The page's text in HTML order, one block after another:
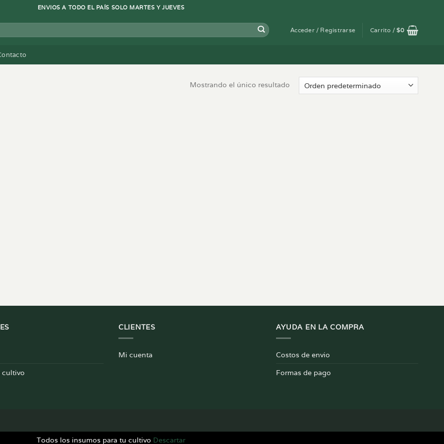
ENVIOS A TODO EL PAÍS SOLO MARTES Y JUEVES
Acceder / Registrarse Carrito /$0
Mostrando el único resultado
cultivo
CLIENTES
Mi cuenta
AYUDA EN LA COMPRA
Costos de envio
Formas de pago
Todos los insumos para tu cultivo Descartar